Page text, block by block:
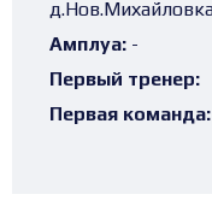
Амплуа: -
Первый тренер:
Первая команда: